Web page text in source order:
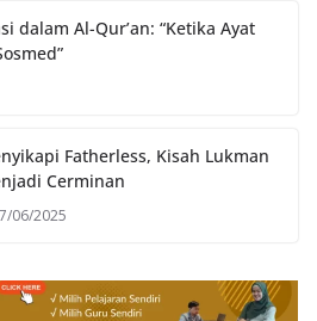
dalam Al-Qur’an: “Ketika Ayat
Fatherless, Kisah Lukman
Cerminan
06/2025